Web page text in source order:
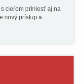
cieľom priniesť aj na
nový prístup a